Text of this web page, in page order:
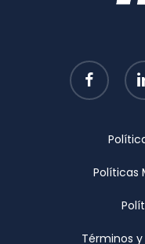
facebook
Políticas
Términos